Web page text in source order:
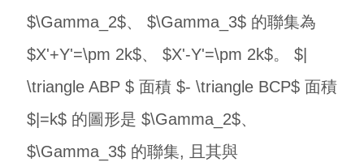
$\Gamma_2$、 $\Gamma_3$ 的聯集為
$X'+Y'=\pm 2k$、 $X'-Y'=\pm 2k$。 $|
\triangle ABP $ 面積 $- \triangle BCP$ 面積
$|=k$ 的圖形是 $\Gamma_2$、
$\Gamma_3$ 的聯集, 且其與